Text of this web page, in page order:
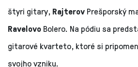
štyri gitary, Rajterov Prešporský
Ravelovo Bolero. Na pódiu sa
gitarové kvarteto, ktoré si
svojho vzniku.